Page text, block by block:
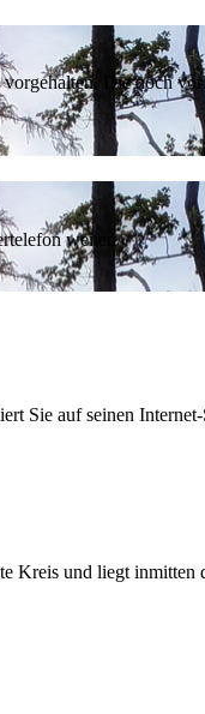
Die noch
weiter.
Sie auf seinen
und liegt inmitten